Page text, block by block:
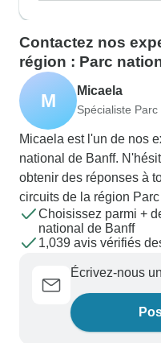
Contactez nos
région : Parc
M Micaela
Spécialiste
Micaela est l'un de nos
national de Banff.
obtenir des réponses à
circuits de la région
Choisissez parmi +
national de Banff
1,039 avis vérifiés
Écrivez-nous